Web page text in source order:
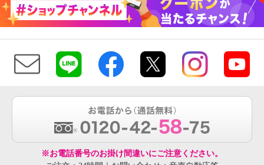
※お電話番号のお掛け間違いにご注意ください。